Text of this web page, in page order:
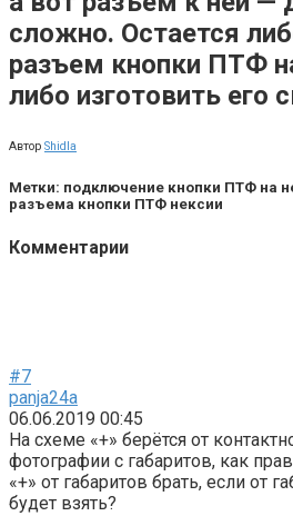
сложно. Остается
разъем кнопки ПТФ
либо изготовить его
Автор Shidla
Метки: подключение кнопки ПТФ на
разъема кнопки ПТФ нексии
Комментарии
#7
panja24a
06.06.2019 00:45
На схеме «+» берётся от
фотографии с габаритов, как
«+» от габаритов брать, если от
будет взять?